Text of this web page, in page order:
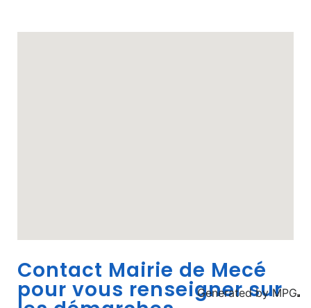
Contact Mairie de Mecé
pour vous renseigner sur
Generated byMPG